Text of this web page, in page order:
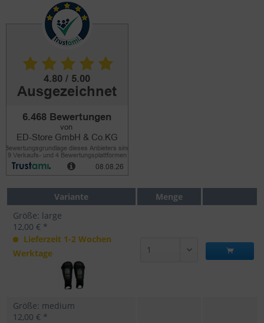
Variante
Menge
Größe: large
12,00 € *
Lieferzeit 1-2 Wochen
Werktage
Größe: medium
12,00 € *